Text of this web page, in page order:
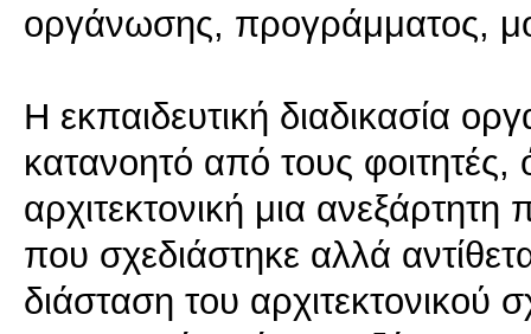
οργάνωσης, προγράμματος,
Η εκπαιδευτική διαδικασία
κατανοητό από τους φοιτητές,
αρχιτεκτονική μια
που σχεδιάστηκε αλλά
διάσταση του